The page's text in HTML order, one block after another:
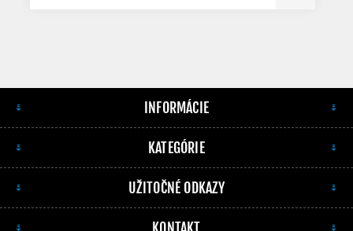
INFORMÁCIE
KATEGÓRIE
UŽITOČNÉ ODKAZY